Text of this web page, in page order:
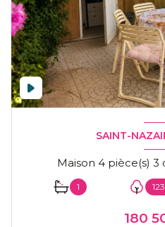
SAINT-
1
180